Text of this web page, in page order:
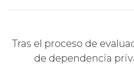
Tras el proceso de
de dependencia